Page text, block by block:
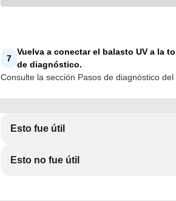
7
Vuelva a conectar el balasto UV a la
de diagnóstico.
Consulte la sección Pasos de diagnóstico
Esto fue útil
Esto no fue útil